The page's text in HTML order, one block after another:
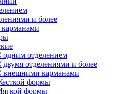
и более
одним отделением
двумя отделениями и более
внешними карманами
формы
формы